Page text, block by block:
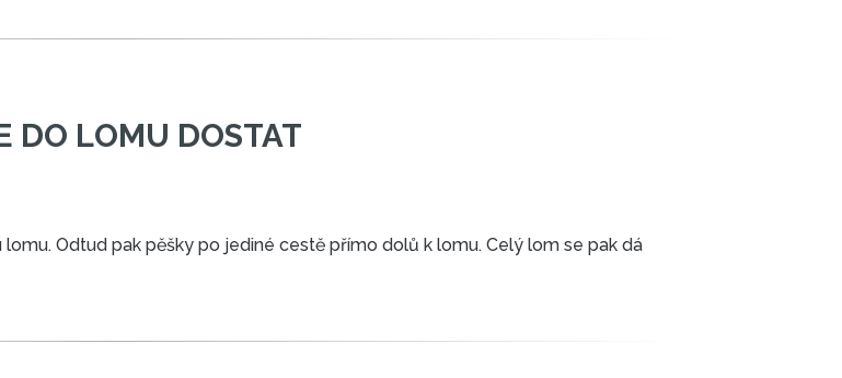
DO LOMU DOSTAT
Odtud pak pěšky po jediné cestě přímo dolů k lomu. Celý lom se pak dá